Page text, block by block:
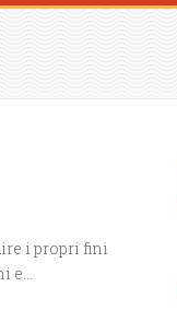
i propri fini
e…